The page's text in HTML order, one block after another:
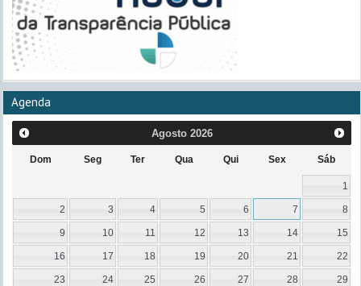
Agenda
Agosto 2026
Dom Seg Ter Qua Qui Sex Sáb
1
2 3 4 5 6 7 8
9 10 11 12 13 14 15
16 17 18 19 20 21 22
23 24 25 26 27 28 29